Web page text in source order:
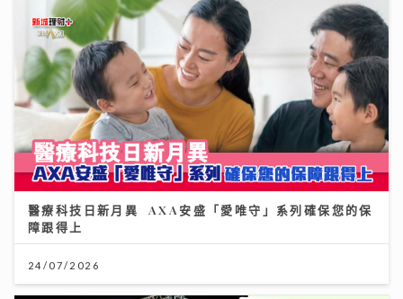
醫療科技日新月異 AXA安盛「愛唯守」系列確保您的保
障跟得上
24/07/2026